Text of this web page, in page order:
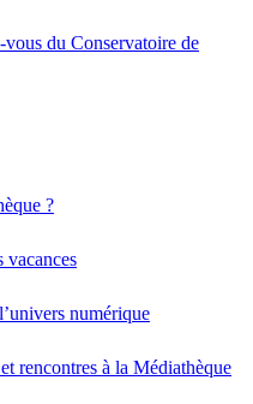
vous du Conservatoire de
?
vacances
numérique
rencontres à la Médiathèque